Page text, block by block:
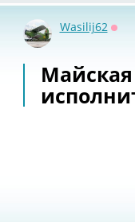
Wasilij62